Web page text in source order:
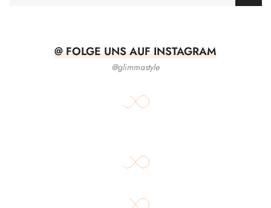
@ FOLGE UNS AUF INSTAGRAM
@glimmastyle